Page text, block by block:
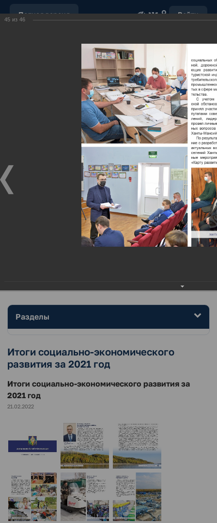
Полная версия Войти
ПОРУЧЕНИЯ ГУБЕРНАТОРА ХМАО-ЮГРЫ
МУНИЦИПАЛЬНЫЕ ЗАКУПКИ ПОЧТА
Ханты-Мансийский район,
официальный сайт
администрации
Разделы
Итоги социально-экономического
развития за 2021 год
Итоги социально-экономического развития за
2021 год
21.02.2022
45 из 46